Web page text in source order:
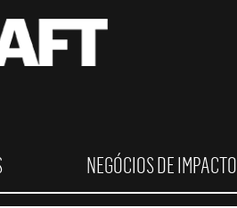
NEGÓCIOS DE IMPACTO